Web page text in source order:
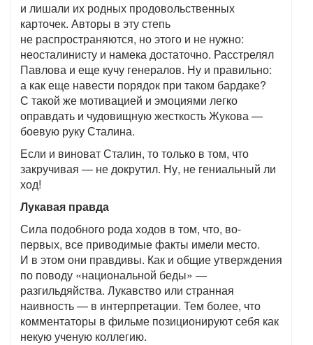
и лишали их родных продовольственных
карточек. Авторы в эту степь
не распространяются, но этого и не нужно:
неосталинисту и намека достаточно. Расстрелял
Павлова и еще кучу генералов. Ну и правильно:
а как еще навести порядок при таком бардаке?
С такой же мотивацией и эмоциями легко
оправдать и чудовищную жесткость Жукова —
боевую руку Сталина.
Если и виноват Сталин, то только в том, что
закручивая — не докрутил. Ну, не гениальный ли
ход!
Лукавая правда
Сила подобного рода ходов в том, что, во-
первых, все приводимые факты имели место.
И в этом они правдивы. Как и общие утверждения
по поводу «национальной беды» —
разгильдяйства. Лукавство или странная
наивность — в интерпретации. Тем более, что
комментаторы в фильме позиционируют себя как
некую ученую коллегию.